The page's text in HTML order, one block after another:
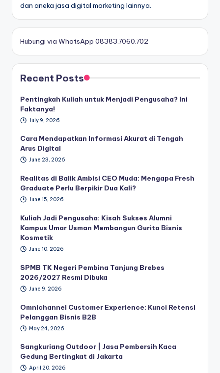
dan aneka jasa digital marketing lainnya.
Hubungi via WhatsApp 08383.7060.702
Recent Posts
Pentingkah Kuliah untuk Menjadi Pengusaha? Ini
Faktanya!
July 9, 2026
Cara Mendapatkan Informasi Akurat di Tengah
Arus Digital
June 23, 2026
Realitas di Balik Ambisi CEO Muda: Mengapa Fresh
Graduate Perlu Berpikir Dua Kali?
June 15, 2026
Kuliah Jadi Pengusaha: Kisah Sukses Alumni
Kampus Umar Usman Membangun Gurita Bisnis
Kosmetik
June 10, 2026
SPMB TK Negeri Pembina Tanjung Brebes
2026/2027 Resmi Dibuka
June 9, 2026
Omnichannel Customer Experience: Kunci Retensi
Pelanggan Bisnis B2B
May 24, 2026
Sangkuriang Outdoor | Jasa Pembersih Kaca
Gedung Bertingkat di Jakarta
April 20, 2026